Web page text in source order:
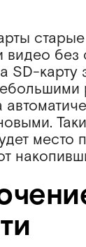
без
SD-карту